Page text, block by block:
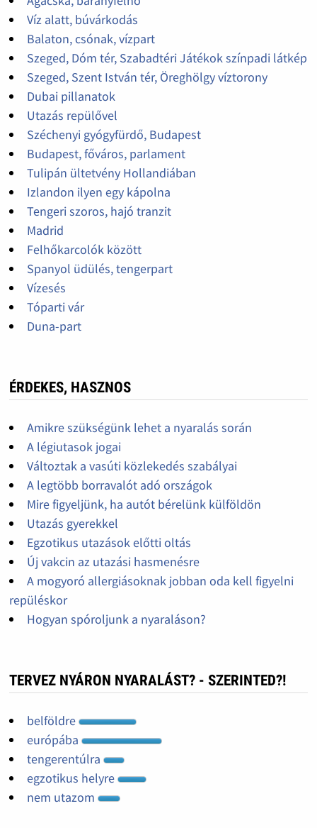
Víz alatt, búvárkodás
Balaton, csónak, vízpart
Szeged, Dóm tér, Szabadtéri Játékok színpadi látkép
Szeged, Szent István tér, Öreghölgy víztorony
Dubai pillanatok
Utazás repülővel
Széchenyi gyógyfürdő, Budapest
Budapest, főváros, parlament
Tulipán ültetvény Hollandiában
Izlandon ilyen egy kápolna
Tengeri szoros, hajó tranzit
Madrid
Felhőkarcolók között
Spanyol üdülés, tengerpart
Vízesés
Tóparti vár
Duna-part
ÉRDEKES, HASZNOS
Amikre szükségünk lehet a nyaralás során
A légiutasok jogai
Változtak a vasúti közlekedés szabályai
A legtöbb borravalót adó országok
Mire figyeljünk, ha autót bérelünk külföldön
Utazás gyerekkel
Egzotikus utazások előtti oltás
Új vakcin az utazási hasmenésre
A mogyoró allergiásoknak jobban oda kell figyelni
repüléskor
Hogyan spóroljunk a nyaraláson?
TERVEZ NYÁRON NYARALÁST? - SZERINTED?!
belföldre
európába
tengerentúlra
egzotikus helyre
nem utazom